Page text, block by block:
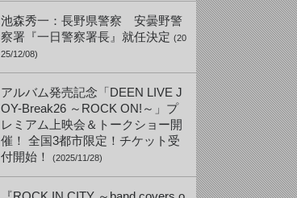
池森秀一：長野県警察 安曇野警
察署『一日警察署長』就任決定 (20
25/12/08)
アルバム発売記念「DEEN LIVE J
OY-Break26 ～ROCK ON!～」プ
レミアム上映会＆トークショー開
催！ 全国3都市限定！チケット受
付開始！
(2025/11/28)